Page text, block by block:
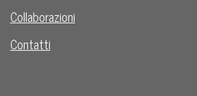
Collaborazioni
Contatti